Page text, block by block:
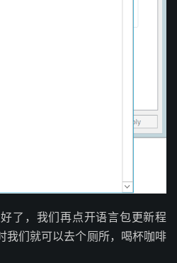
了，我们再点开语言包更新程
我们就可以去个厕所，喝杯咖啡